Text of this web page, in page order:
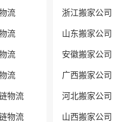
流
流
流
流
物流
物流
浙江搬家公司
山东搬家公司
安徽搬家公司
广西搬家公司
河北搬家公司
山西搬家公司